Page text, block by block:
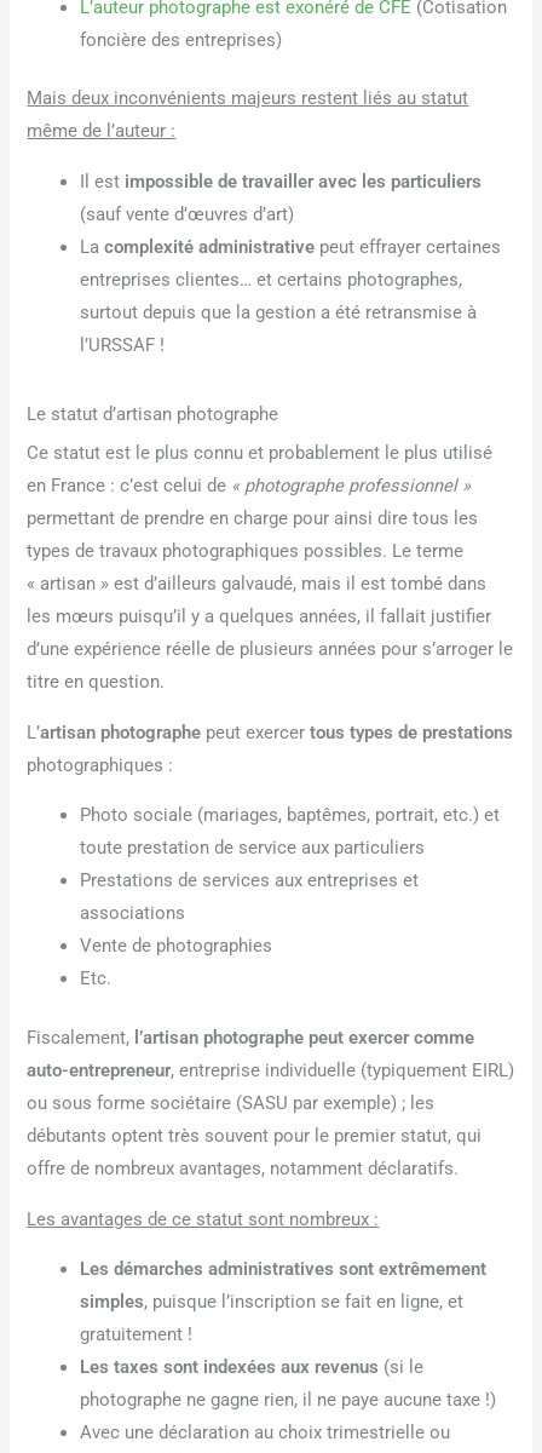
L’auteur photographe est exonéré de CFE (Cotisation
foncière des entreprises)
Mais deux inconvénients majeurs restent liés au statut
même de l’auteur :
Il est impossible de travailler avec les particuliers
(sauf vente d’œuvres d’art)
Lacomplexité administrative peut effrayer certaines
entreprises clientes… et certains photographes,
surtout depuis que la gestion a été retransmise à
l’URSSAF !
Le statut d’artisan photographe
Ce statut est le plus connu et probablement le plus utilisé
en France : c’est celui de « photographe professionnel »
permettant de prendre en charge pour ainsi dire tous les
types de travaux photographiques possibles. Le terme
« artisan » est d’ailleurs galvaudé, mais il est tombé dans
les mœurs puisqu’il y a quelques années, il fallait justifier
d’une expérience réelle de plusieurs années pour s’arroger le
titre en question.
L’artisan photographe peut exercer tous types de prestations
photographiques :
Photo sociale (mariages, baptêmes, portrait, etc.) et
toute prestation de service aux particuliers
Prestations de services aux entreprises et
associations
Vente de photographies
Etc.
Fiscalement, l’artisan photographe peut exercer comme
auto-entrepreneur, entreprise individuelle (typiquement EIRL)
ou sous forme sociétaire (SASU par exemple) ; les
débutants optent très souvent pour le premier statut, qui
offre de nombreux avantages, notamment déclaratifs.
Les avantages de ce statut sont nombreux :
Les démarches administratives sont extrêmement
simples, puisque l’inscription se fait en ligne, et
gratuitement !
Les taxes sont indexées aux revenus (si le
photographe ne gagne rien, il ne paye aucune taxe !)
Avec une déclaration au choix trimestrielle ou